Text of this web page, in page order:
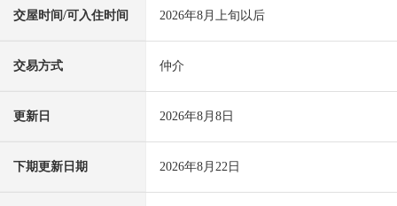
交屋时间/可入住时间 2026年8月上旬以后
交易方式 仲介
更新日 2026年8月8日
下期更新日期 2026年8月22日